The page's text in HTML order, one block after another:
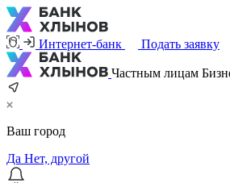
Интернет-банк Подать заявку
Частным лицам
Ваш город
Да Нет, другой